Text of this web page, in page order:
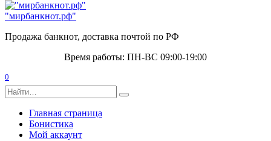
"мирбанкнот.рф"
Продажа банкнот, доставка почтой по РФ
Время работы: ПН-ВС 09:00-19:00
0
Search
for:
Главная страница
Бонистика
Мой аккаунт